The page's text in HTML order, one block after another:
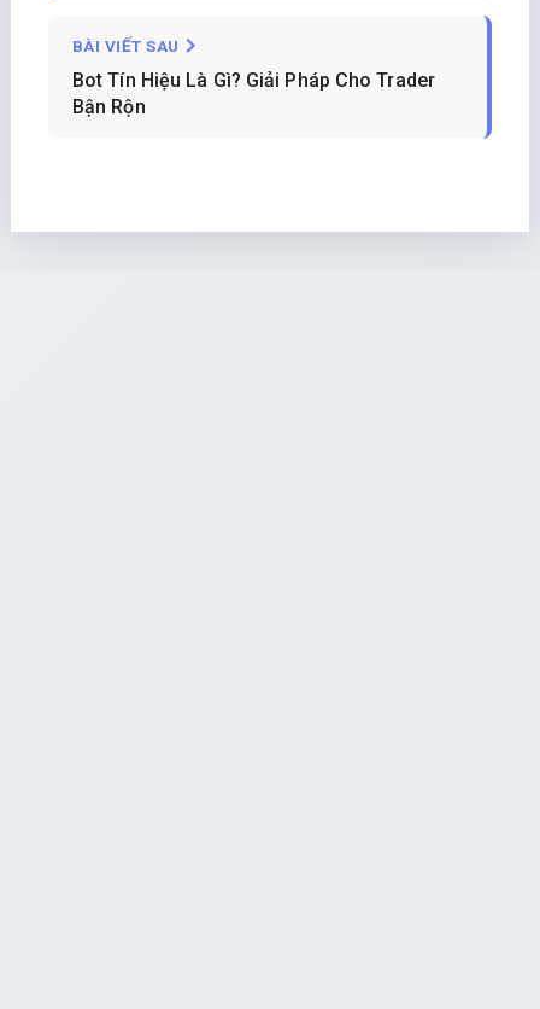
BÀI VIẾT SAU
Bot Tín Hiệu Là Gì? Giải Pháp Cho Trader
Bận Rộn